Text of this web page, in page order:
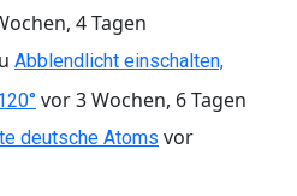
4 Tagen
Abblendlicht einschalten,
vor 3 Wochen, 6 Tagen
deutsche Atoms vor